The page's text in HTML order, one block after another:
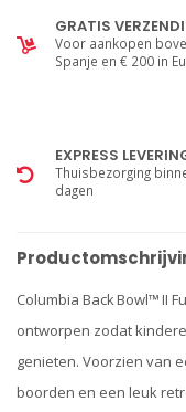
GRATIS
Voor aankopen
Spanje en € 200 in
EXPRESS
Thuisbezorging
dagen
Columbia Back Bowl™ II
ontworpen zodat
genieten. Voorzien van
boorden en een leuk